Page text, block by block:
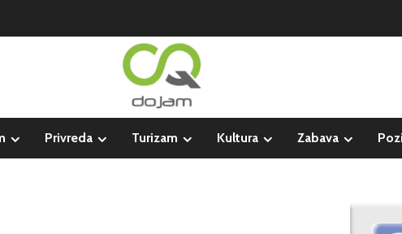
Privreda Turizam Kultura Zabava